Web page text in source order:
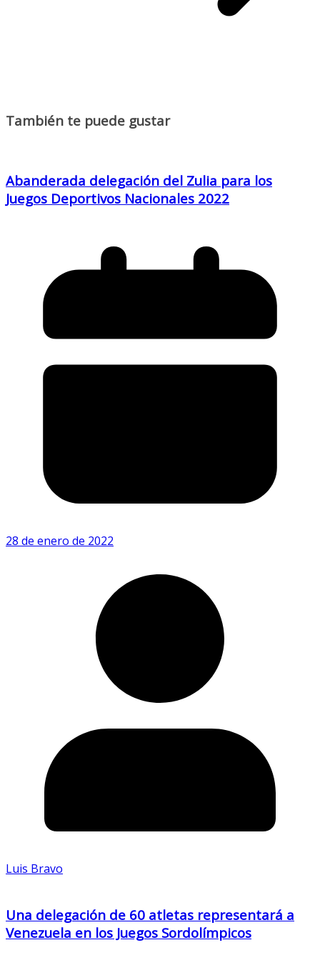
También te puede gustar
Abanderada delegación del Zulia para los
Juegos Deportivos Nacionales 2022
28 de enero de 2022
Luis Bravo
Una delegación de 60 atletas representará a
Venezuela en los Juegos Sordolímpicos